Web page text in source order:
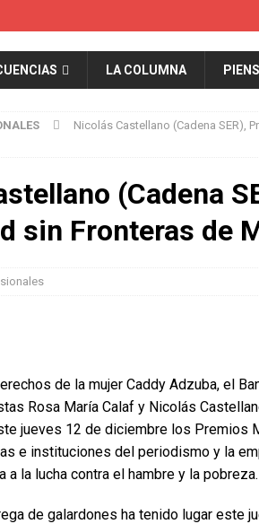
LA COLUMNA
Nicolás Castellano (Cadena SER),
(Cadena
sin Fronteras de
de la mujer Caddy Adzuba, el
Rosa María Calaf y Nicolás
jueves 12 de diciembre los Premios
e instituciones del periodismo y la
a la lucha contra el hambre y la pobreza.
de galardones ha tenido lugar este